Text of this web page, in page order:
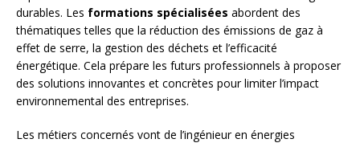
durables. Les formations spécialisées abordent des
thématiques telles que la réduction des émissions de gaz à
effet de serre, la gestion des déchets et l’efficacité
énergétique. Cela prépare les futurs professionnels à proposer
des solutions innovantes et concrètes pour limiter l’impact
environnemental des entreprises.
Les métiers concernés vont de l’ingénieur en énergies